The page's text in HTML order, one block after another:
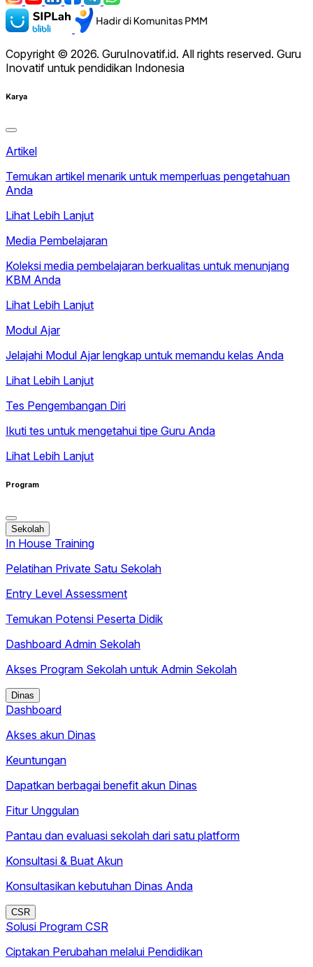
Copyright © 2026. GuruInovatif.id. All rights reserved. Guru
Inovatif untuk pendidikan Indonesia
Karya
Artikel
Temukan artikel menarik untuk memperluas pengetahuan
Anda
Lihat Lebih Lanjut
Media Pembelajaran
Koleksi media pembelajaran berkualitas untuk menunjang
KBM Anda
Lihat Lebih Lanjut
Modul Ajar
Jelajahi Modul Ajar lengkap untuk memandu kelas Anda
Lihat Lebih Lanjut
Tes Pengembangan Diri
Ikuti tes untuk mengetahui tipe Guru Anda
Lihat Lebih Lanjut
Program
Sekolah
In House Training
Pelatihan Private Satu Sekolah
Entry Level Assessment
Temukan Potensi Peserta Didik
Dashboard Admin Sekolah
Akses Program Sekolah untuk Admin Sekolah
Dinas
Dashboard
Akses akun Dinas
Keuntungan
Dapatkan berbagai benefit akun Dinas
Fitur Unggulan
Pantau dan evaluasi sekolah dari satu platform
Konsultasi & Buat Akun
Konsultasikan kebutuhan Dinas Anda
CSR
Solusi Program CSR
Ciptakan Perubahan melalui Pendidikan